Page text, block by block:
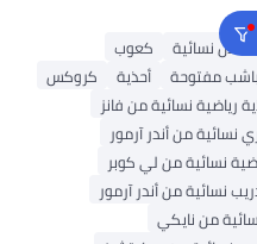
صنادل نسائية
كعوب
مفتوحة أحذية
كروكس
رياضية نسائية من فانز
نسائية من أندر آرمور
نسائية من لي كوبر
نسائية من أندر آرمور
من نايكي